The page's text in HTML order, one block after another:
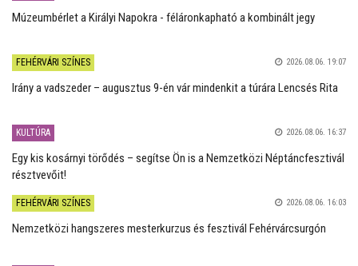
Múzeumbérlet a Királyi Napokra - féláronkapható a kombinált jegy
FEHÉRVÁRI SZÍNES 2026.08.06. 19:07
Irány a vadszeder – augusztus 9-én vár mindenkit a túrára Lencsés Rita
KULTÚRA 2026.08.06. 16:37
Egy kis kosárnyi törődés – segítse Ön is a Nemzetközi Néptáncfesztivál
résztvevőit!
FEHÉRVÁRI SZÍNES 2026.08.06. 16:03
Nemzetközi hangszeres mesterkurzus és fesztivál Fehérvárcsurgón